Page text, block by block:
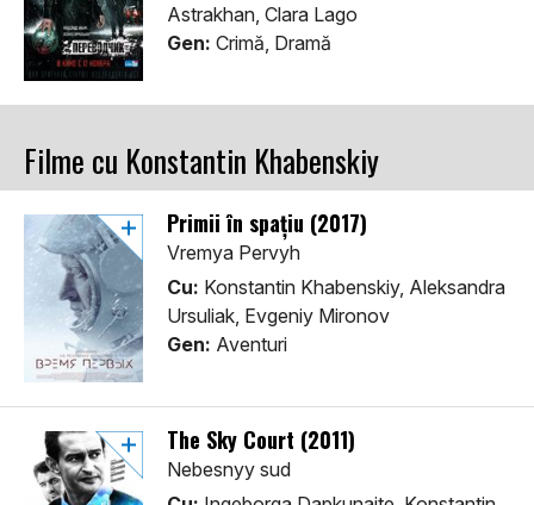
Astrakhan, Clara Lago
Gen: Crimă, Dramă
Filme cu Konstantin Khabenskiy
Primii în spaţiu (2017)
Vremya Pervyh
Cu: Konstantin Khabenskiy, Aleksandra
Ursuliak, Evgeniy Mironov
Gen: Aventuri
The Sky Court (2011)
Nebesnyy sud